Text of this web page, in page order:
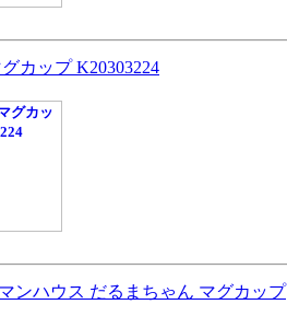
カップ K20303224
ンハウス だるまちゃん マグカップ